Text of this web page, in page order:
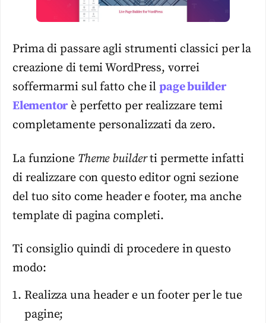
Prima di passare agli strumenti classici per la
creazione di temi WordPress, vorrei
soffermarmi sul fatto che ilpage builder
Elementorè perfetto per realizzare temi
completamente personalizzati da zero.
La funzione Theme builderti permette infatti
di realizzare con questo editor ogni sezione
del tuo sito come header e footer, ma anche
template di pagina completi.
Ti consiglio quindi di procedere in questo
modo:
Realizza una header e un footer per le tue
pagine;